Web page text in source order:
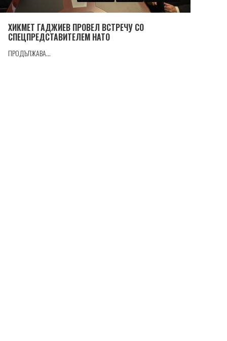
ХИКМЕТ ГАДЖИЕВ ПРОВЕЛ ВСТРЕЧУ СО
СПЕЦПРЕДСТАВИТЕЛЕМ НАТО
ПРОДЪЛЖАВА...